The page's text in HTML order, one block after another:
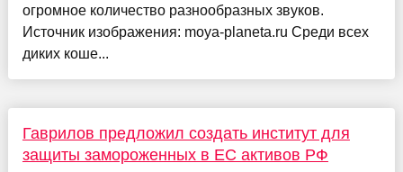
огромное количество разнообразных звуков.
Источник изображения: moya-planeta.ru Среди всех
диких коше...
Гаврилов предложил создать институт для
защиты замороженных в ЕС активов РФ